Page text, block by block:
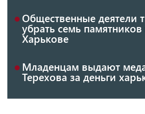
Общественные деятели
убрать семь памятников
Харькове
Младенцам выдают
Терехова за деньги